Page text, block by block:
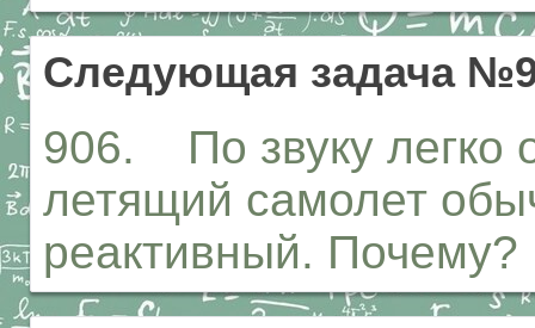
Следующая задача
906. По звуку легко
летящий самолет
реактивный. Почему?